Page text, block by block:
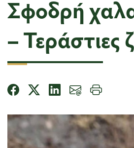
Σφοδρή
– Τεράστιες